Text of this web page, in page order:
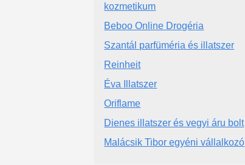
kozmetikum
Beboo Online Drogéria
Szantál parfüméria és illatszer
Reinheit
Éva Illatszer
Oriflame
Dienes illatszer és vegyi áru bolt
Malácsik Tibor egyéni vállalkozó